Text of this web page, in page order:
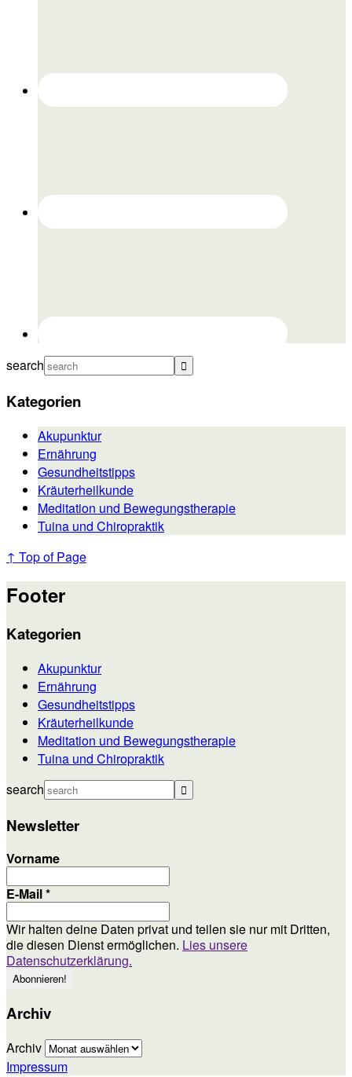
search
Kategorien
Akupunktur
Ernährung
Gesundheitstipps
Kräuterheilkunde
Meditation und Bewegungstherapie
Tuina und Chiropraktik
↑ Top of Page
Footer
Kategorien
Akupunktur
Ernährung
Gesundheitstipps
Kräuterheilkunde
Meditation und Bewegungstherapie
Tuina und Chiropraktik
search
Newsletter
Vorname
E-Mail*
Wir halten deine Daten privat und teilen sie nur mit Dritten,
die diesen Dienst ermöglichen. Lies unsere
Datenschutzerklärung.
Archiv
Archiv
Impressum